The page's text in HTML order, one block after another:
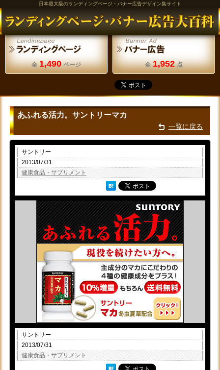
日本最大級のランディングページ・バナー広告デザイン集サイト
全 1,490 ページ 全 1,952 点
あふれる活力。サントリーマカ
一覧に戻る
サントリー
2013/07/31
健康食品・サプリメント
サントリー
2013/07/31
健康食品・サプリメント